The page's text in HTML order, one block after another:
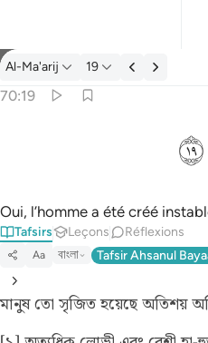
Tafsir: Al-Ma'arij 70:19
Al-Ma'arij 19
70:19
ﱯ
Oui, l’homme a été créé
Tafsirs Leçons Réflexions
Aa বাংলা Tafsir Ahsanul
মানুষ তো সৃজিত হয়েছে অতিশয়